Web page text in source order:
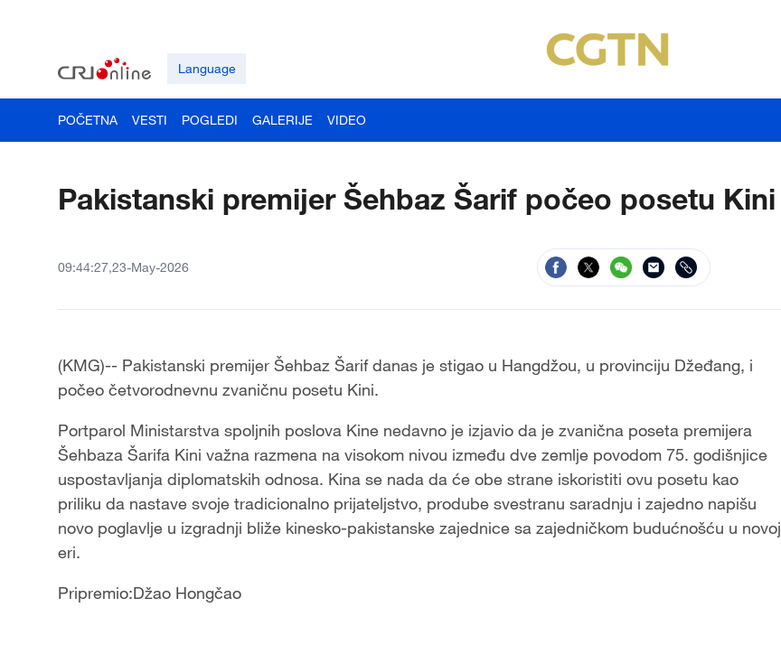
Language
POČETNA VESTI POGLEDI GALERIJE VIDEO
Pakistanski premijer Šehbaz Šarif počeo posetu Kini
09:44:27,23-May-2026
(KMG)-- Pakistanski premijer Šehbaz Šarif danas je stigao u Hangdžou, u provinciju Džeđang, i
počeo četvorodnevnu zvaničnu posetu Kini.
Portparol Ministarstva spoljnih poslova Kine nedavno je izjavio da je zvanična poseta premijera
Šehbaza Šarifa Kini važna razmena na visokom nivou između dve zemlje povodom 75. godišnjice
uspostavljanja diplomatskih odnosa. Kina se nada da će obe strane iskoristiti ovu posetu kao
priliku da nastave svoje tradicionalno prijateljstvo, prodube svestranu saradnju i zajedno napišu
novo poglavlje u izgradnji bliže kinesko-pakistanske zajednice sa zajedničkom budućnošću u novoj
eri.
Pripremio:Džao Hongčao